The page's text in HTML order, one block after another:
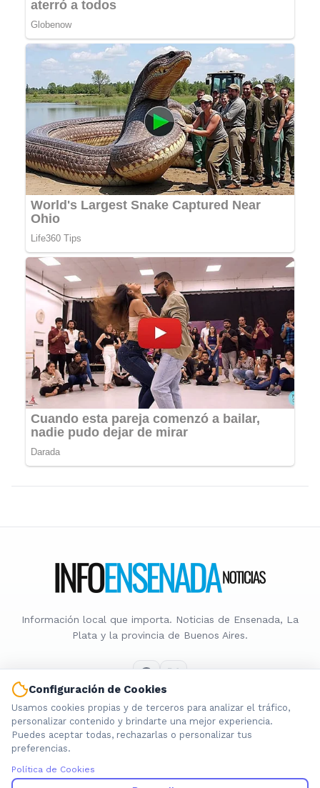
Información local que importa. Noticias de Ensenada, La
Plata y la provincia de Buenos Aires.
Nosotros
Cookies
Configuración de Cookies
Usamos cookies propias y de terceros para analizar el tráfico,
personalizar contenido y brindarte una mejor experiencia.
Puedes aceptar todas, rechazarlas o personalizar tus
preferencias.
Política de Cookies